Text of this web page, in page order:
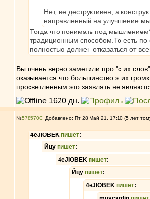
Нет, не деструктивен, а
направленный на улучшение
Тогда что понимать под
традиционным способом.То есть
полностью должен отказаться от
Вы очень верно заметили про "с их
оказывается что большинство этих
просветленным это заявлять не
№578570 Добавлено: Пт 28 Май 21, 17:10 (5 лет
4eJIOBEK пишет:
Йцу пишет:
4eJIOBEK пишет:
Йцу пишет:
4eJIOBEK пишет: